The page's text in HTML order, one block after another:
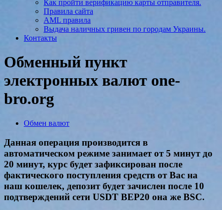
Как пройти верификацию карты отправителя.
Правила сайта
AML правила
Выдача наличных гривен по городам Украины.
Контакты
Обменный пункт
электронных валют one-
bro.org
Обмен валют
Данная операция производится в
автоматическом режиме занимает от 5 минут до
20 минут, курс будет зафиксирован после
фактического поступления средств от Вас на
наш кошелек, депозит будет зачислен после 10
подтверждений сети USDT BEP20 она же BSC.